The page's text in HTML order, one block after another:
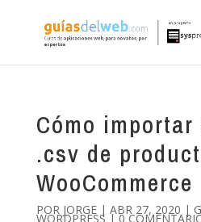
Cómo
.csv de
WooCommerce
POR JORGE| ABR 27, 2020 |
WORDPRESS |0